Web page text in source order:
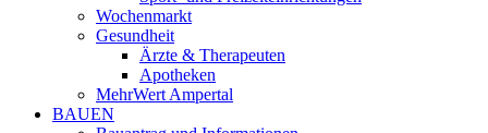
Wochenmarkt
Gesundheit
Ärzte & Therapeuten
Apotheken
MehrWert Ampertal
BAUEN